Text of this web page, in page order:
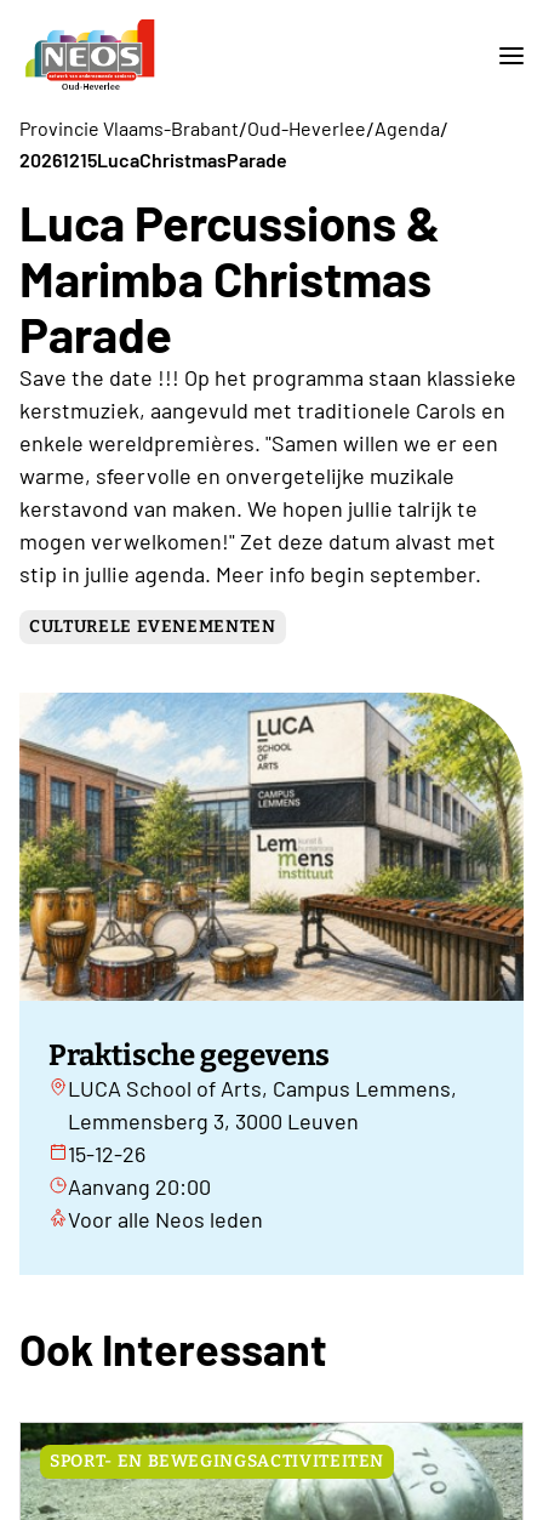
Provincie Vlaams-Brabant/Oud-Heverlee/Agenda/
20261215LucaChristmasParade
Luca Percussions &
Marimba Christmas
Parade
Save the date !!! Op het programma staan klassieke
kerstmuziek, aangevuld met traditionele Carols en
enkele wereldpremières. "Samen willen we er een
warme, sfeervolle en onvergetelijke muzikale
kerstavond van maken. We hopen jullie talrijk te
mogen verwelkomen!" Zet deze datum alvast met
stip in jullie agenda. Meer info begin september.
CULTURELE EVENEMENTEN
Praktische gegevens
LUCA School of Arts, Campus Lemmens,
Lemmensberg 3, 3000 Leuven
15-12-26
Aanvang 20:00
Voor alle Neos leden
Ook Interessant
SPORT- EN BEWEGINGSACTIVITEITEN